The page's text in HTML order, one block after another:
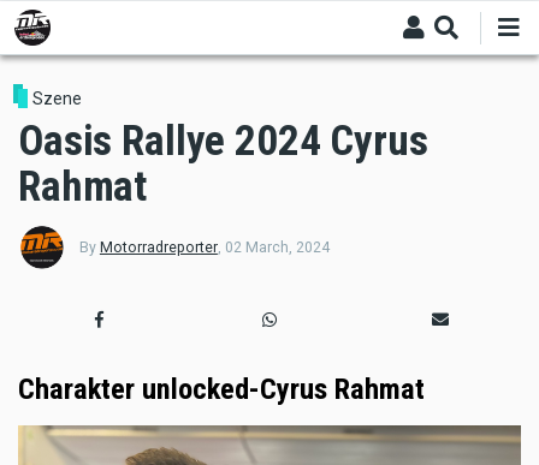
Skip
to
main
content
Szene
Oasis Rallye 2024 Cyrus
Rahmat
By Motorradreporter, 02 March, 2024
Charakter unlocked-Cyrus Rahmat